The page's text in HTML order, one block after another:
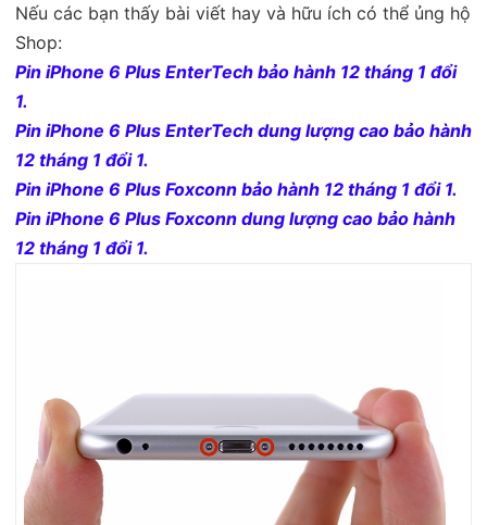
Nếu các bạn thấy bài viết hay và hữu ích có thể ủng hộ
Shop:
Pin iPhone 6 Plus EnterTech bảo hành 12 tháng 1 đổi
1.
Pin iPhone 6 Plus EnterTech dung lượng cao bảo hành
12 tháng 1 đổi 1.
Pin iPhone 6 Plus Foxconn bảo hành 12 tháng 1 đổi 1.
Pin iPhone 6 Plus Foxconn dung lượng cao bảo hành
12 tháng 1 đổi 1.